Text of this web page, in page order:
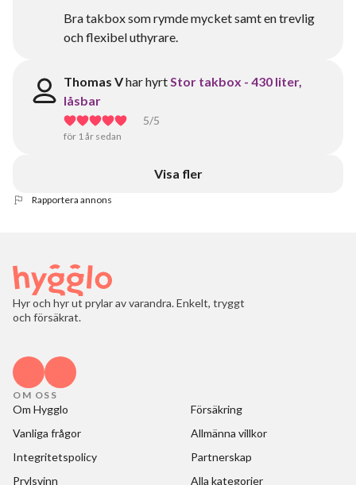
Bra takbox som rymde mycket samt en trevlig
och flexibel uthyrare.
Thomas Vhar hyrtStor takbox - 430 liter,
låsbar
5/5
för 1 år sedan
Visa fler
Rapportera annons
Hyr och hyr ut prylar av varandra. Enkelt, tryggt
och försäkrat.
OM OSS
Om Hygglo
Försäkring
Vanliga frågor
Allmänna villkor
Integritetspolicy
Partnerskap
Prylsvinn
Alla kategorier